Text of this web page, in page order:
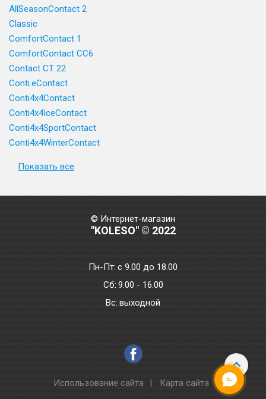
AllSeasonContact 2
Classic
ComfortContact 1
ComfortContact CC6
Contact CT 22
Conti.eContact
Conti4x4Contact
Conti4x4IceContact
Conti4x4SportContact
Conti4x4WinterContact
Показать все
© Интернет-магазин
"KOLESO" © 2022
Пн-Пт:с 9.00 до 18.00
Сб: 9.00 - 16.00
Bc: выходной
Использование сайта | Карта сайта